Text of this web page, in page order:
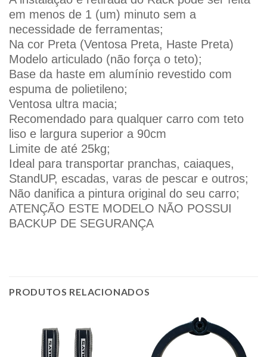
em menos de 1 (um) minuto sem a
necessidade de ferramentas;
Na cor Preta (Ventosa Preta, Haste Preta)
Modelo articulado (não força o teto);
Base da haste em alumínio revestido com
espuma de polietileno;
Ventosa ultra macia;
Recomendado para qualquer carro com teto
liso e largura superior a 90cm
Limite de até 25kg;
Ideal para transportar pranchas, caiaques,
StandUP, escadas, varas de pescar e outros;
Não danifica a pintura original do seu carro;
ATENÇÃO ESTE MODELO NÃO POSSUI
BACKUP DE SEGURANÇA
PRODUTOS RELACIONADOS